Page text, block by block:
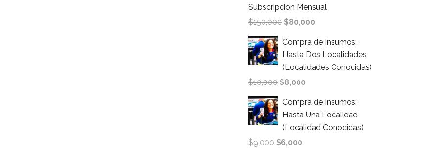
Subscripción Mensual
$150,000 $80,000
Compra de Insumos:
Hasta Dos Localidades
(Localidades Conocidas)
$10,000 $8,000
Compra de Insumos:
Hasta Una Localidad
(Localidad Conocidas)
$9,000 $6,000